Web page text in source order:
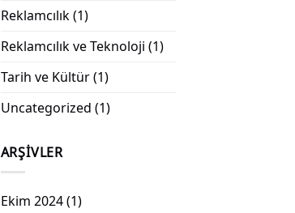
Reklamcılık(1)
Reklamcılık ve Teknoloji (1)
Tarih ve Kültür(1)
Uncategorized (1)
ARŞIVLER
Ekim 2024(1)